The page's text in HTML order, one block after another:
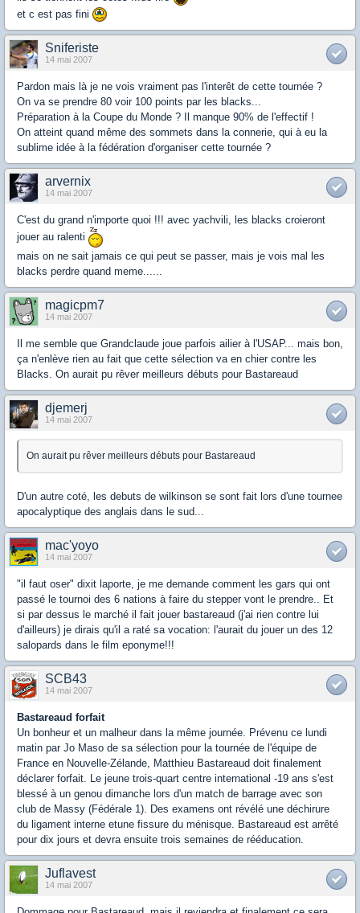
et c est pas fini
Sniferiste
14 mai 2007
Pardon mais là je ne vois vraiment pas l'interêt de cette tournée ?
On va se prendre 80 voir 100 points par les blacks...
Préparation à la Coupe du Monde ? Il manque 90% de l'effectif !
On atteint quand même des sommets dans la connerie, qui à eu la
sublime idée à la fédération d'organiser cette tournée ?
arvernix
14 mai 2007
C'est du grand n'importe quoi !!! avec yachvili, les blacks croieront
jouer au ralenti
mais on ne sait jamais ce qui peut se passer, mais je vois mal les
blacks perdre quand meme......
magicpm7
14 mai 2007
Il me semble que Grandclaude joue parfois ailier à l'USAP... mais bon,
ça n'enlève rien au fait que cette sélection va en chier contre les
Blacks. On aurait pu rêver meilleurs débuts pour Bastareaud
djemerj
14 mai 2007
On aurait pu rêver meilleurs débuts pour Bastareaud
D'un autre coté, les debuts de wilkinson se sont fait lors d'une tournee
apocalyptique des anglais dans le sud...
mac'yoyo
14 mai 2007
"il faut oser" dixit laporte, je me demande comment les gars qui ont
passé le tournoi des 6 nations à faire du stepper vont le prendre.. Et
si par dessus le marché il fait jouer bastareaud (j'ai rien contre lui
d'ailleurs) je dirais qu'il a raté sa vocation: l'aurait du jouer un des 12
salopards dans le film eponyme!!!
SCB43
14 mai 2007
Bastareaud forfait
Un bonheur et un malheur dans la même journée. Prévenu ce lundi
matin par Jo Maso de sa sélection pour la tournée de l'équipe de
France en Nouvelle-Zélande, Matthieu Bastareaud doit finalement
déclarer forfait. Le jeune trois-quart centre international -19 ans s'est
blessé à un genou dimanche lors d'un match de barrage avec son
club de Massy (Fédérale 1). Des examens ont révélé une déchirure
du ligament interne etune fissure du ménisque. Bastareaud est arrêté
pour dix jours et devra ensuite trois semaines de rééducation.
Juflavest
14 mai 2007